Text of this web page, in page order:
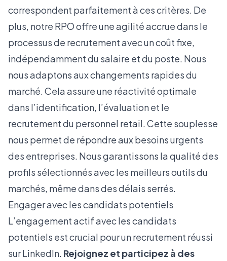
correspondent parfaitement à ces critères. De
plus, notre RPO offre une agilité accrue dans le
processus de recrutement avec un coût fixe,
indépendamment du salaire et du poste. Nous
nous adaptons aux changements rapides du
marché. Cela assure une réactivité optimale
dans l’identification, l’évaluation et le
recrutement du personnel retail. Cette souplesse
nous permet de répondre aux besoins urgents
des entreprises. Nous garantissons la qualité des
profils sélectionnés avec les meilleurs outils du
marchés, même dans des délais serrés.
Engager avec les candidats potentiels
L’engagement actif avec les candidats
potentiels est crucial pour un recrutement réussi
sur LinkedIn. Rejoignez et participez à des